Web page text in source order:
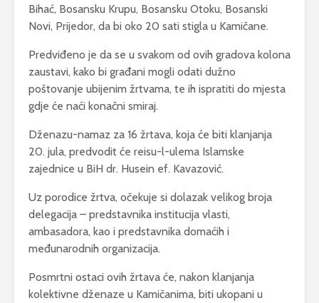
Bihać, Bosansku Krupu, Bosansku Otoku, Bosanski
Novi, Prijedor, da bi oko 20 sati stigla u Kamičane.
Predviđeno je da se u svakom od ovih gradova kolona
zaustavi, kako bi građani mogli odati dužno
poštovanje ubijenim žrtvama, te ih ispratiti do mjesta
gdje će naći konačni smiraj.
Dženazu-namaz za 16 žrtava, koja će biti klanjanja
20. jula, predvodit će reisu-l-ulema Islamske
zajednice u BiH dr. Husein ef. Kavazović.
Uz porodice žrtva, očekuje si dolazak velikog broja
delegacija – predstavnika institucija vlasti,
ambasadora, kao i predstavnika domaćih i
međunarodnih organizacija.
Posmrtni ostaci ovih žrtava će, nakon klanjanja
kolektivne dženaze u Kamičanima, biti ukopani u